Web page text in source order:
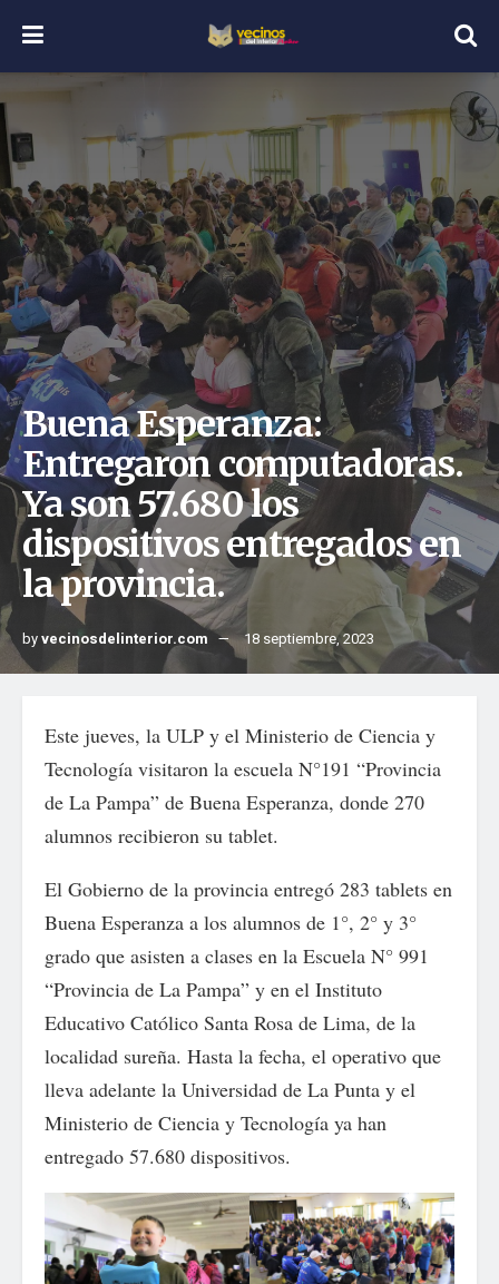
Buena Esperanza:
Entregaron computadoras.
Ya son 57.680 los
dispositivos entregados en
la provincia.
byvecinosdelinterior.com 18 septiembre, 2023
Este jueves, la ULP y el Ministerio de Ciencia y
Tecnología visitaron la escuela N°191 “Provincia
de La Pampa” de Buena Esperanza, donde 270
alumnos recibieron su tablet.
El Gobierno de la provincia entregó 283 tablets en
Buena Esperanza a los alumnos de 1°, 2° y 3°
grado que asisten a clases en la Escuela N° 991
“Provincia de La Pampa” y en el Instituto
Educativo Católico Santa Rosa de Lima, de la
localidad sureña. Hasta la fecha, el operativo que
lleva adelante la Universidad de La Punta y el
Ministerio de Ciencia y Tecnología ya han
entregado 57.680 dispositivos.